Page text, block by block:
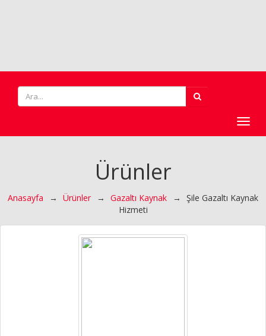
Ürünler
Anasayfa → Ürünler → Gazaltı Kaynak →
Şile Gazaltı Kaynak
Hizmeti